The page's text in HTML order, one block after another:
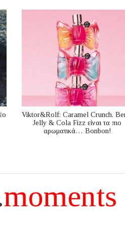
Viktor&Rolf: Caramel Crunch,
Jelly & Cola Fizz είναι τα πιο
αρωματικά… Bonbon!
moments